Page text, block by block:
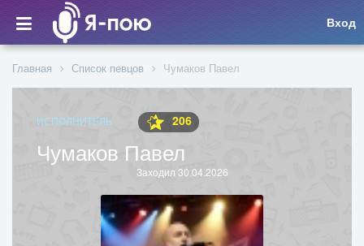
Вход
Главная Список певцов Чумаков Павел
ИСПОЛНИТЕЛЬ 206
Чумаков Павел
Заходил 30.04.2026